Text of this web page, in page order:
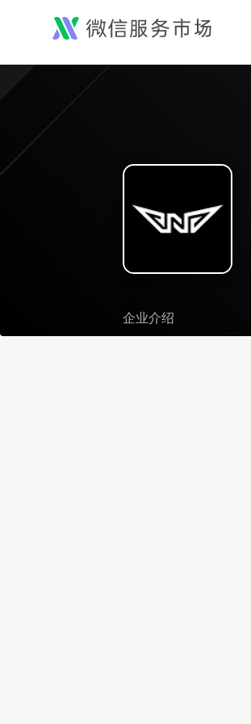
企业介绍